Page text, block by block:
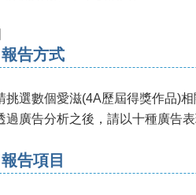
告方式
挑選數個愛滋(4A歷屆得獎作品)
過廣告分析之後，請以十種廣告
告項目